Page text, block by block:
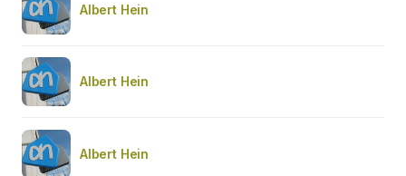
Albert Hein
Albert Hein
Albert Hein